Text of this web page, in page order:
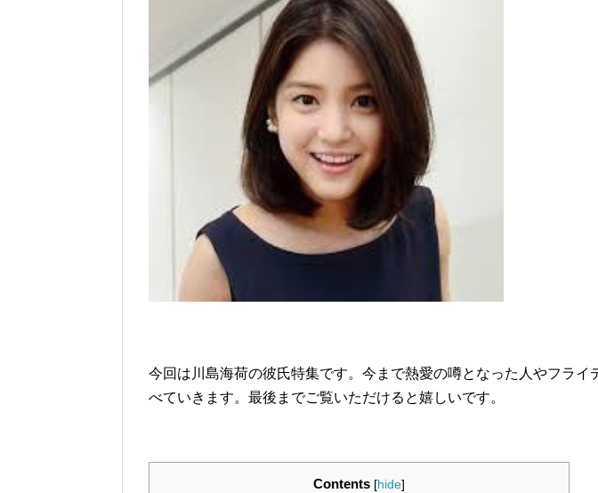
今回は川島海荷の彼氏特集です。今まで熱愛の噂となった人やフライ
べていきます。最後までご覧いただけると嬉しいです。
Contents [hide]